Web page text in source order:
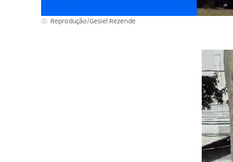
Reprodução/Gesiel Rezende